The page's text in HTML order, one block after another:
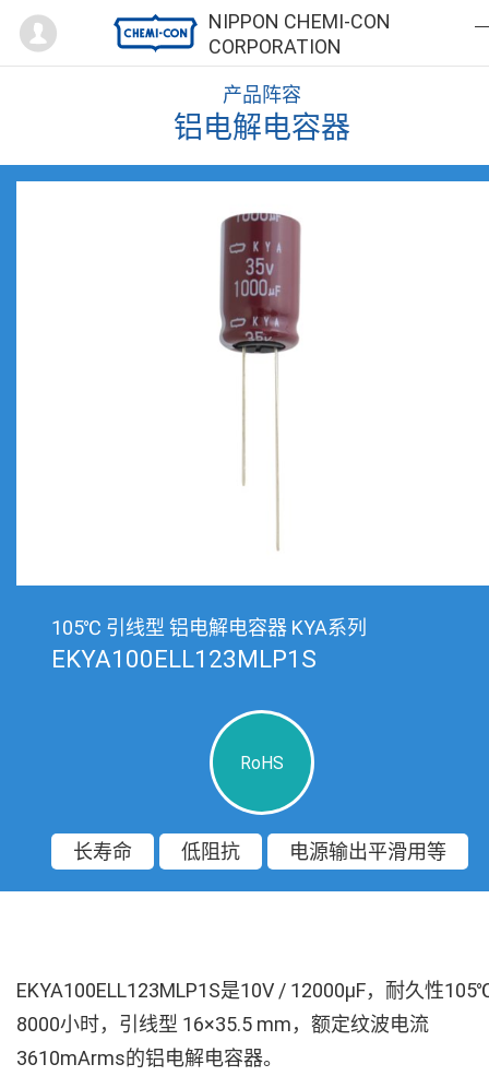
NIPPON CHEMI-CON
CORPORATION
Mypage
产品阵容
铝电解电容器
105℃ 引线型 铝电解电容器 KYA系列
EKYA100ELL123MLP1S
RoHS
长寿命 低阻抗 电源输出平滑用等
EKYA100ELL123MLP1S是10V / 12000µF，耐久性
8000小时，引线型 16×35.5 mm，额定纹波电流
3610mArms的铝电解电容器。